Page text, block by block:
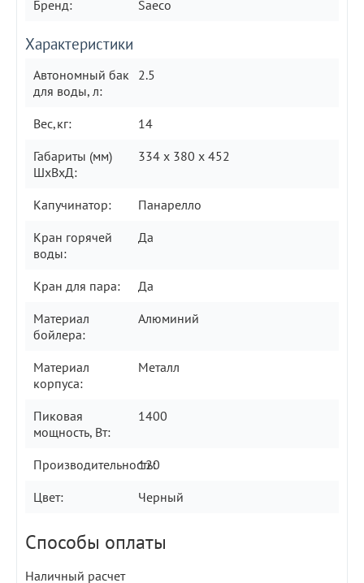
Бренд: Saeco
Характеристики
Автономный бак
для воды, л:
2.5
Вес,кг:
14
Габариты (мм)
ШxВxД:
334 х 380 х 452
Капучинатор:
Панарелло
Кран горячей
воды:
Да
Кран для пара:
Да
Материал
бойлера:
Алюминий
Материал
корпуса:
Металл
Пиковая
мощность, Вт:
1400
Производительность:
120
Цвет:
Черный
Способы оплаты
Наличный расчет